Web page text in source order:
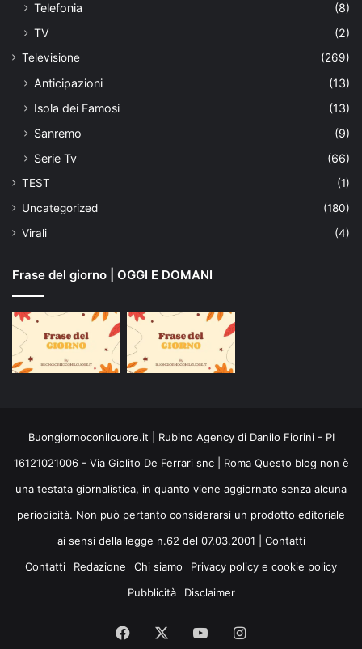
Telefonia
(8)
TV
(2)
Televisione (269)
Anticipazioni
(13)
Isola dei Famosi
(13)
Sanremo
(9)
Serie Tv
(66)
TEST
(1)
Uncategorized
(180)
Virali
(4)
Frase del giorno | OGGI E DOMANI
Buongiornoconilcuore.it | Rubino Agency di Danilo Fiorini - PI
16121021006 - Via Giolito De Ferrari snc | Roma Questo blog non è
una testata giornalistica, in quanto viene aggiornato senza alcuna
periodicità. Non può pertanto considerarsi un prodotto editoriale
ai sensi della legge n.62 del 07.03.2001 | Contatti
Contatti
Redazione Chi siamo
Privacy policy e cookie policy
Pubblicità
Disclaimer